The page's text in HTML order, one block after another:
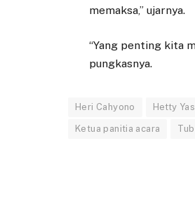
memaksa,” ujarnya.
“Yang penting kita
pungkasnya.
Heri Cahyono Hetty
Ketua panitia acara